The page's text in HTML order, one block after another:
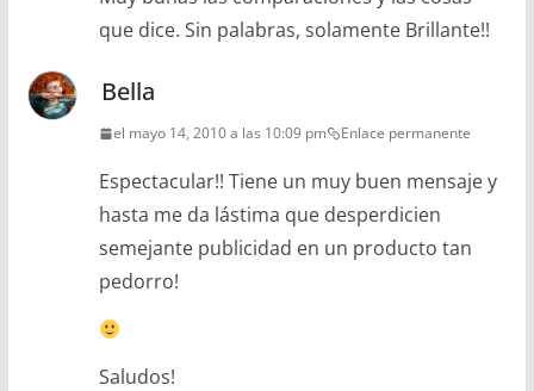
que dice. Sin palabras, solamente Brillante!!
Bella
el mayo 14, 2010 a las 10:09 pm Enlace permanente
Espectacular!! Tiene un muy buen mensaje y
hasta me da lástima que desperdicien
semejante publicidad en un producto tan
pedorro!
Saludos!